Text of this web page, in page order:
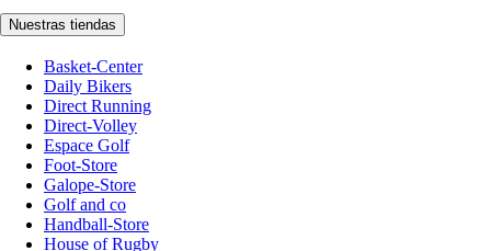
Nuestras tiendas
Basket-Center
Daily Bikers
Direct Running
Direct-Volley
Espace Golf
Foot-Store
Galope-Store
Golf and co
Handball-Store
House of Rugby